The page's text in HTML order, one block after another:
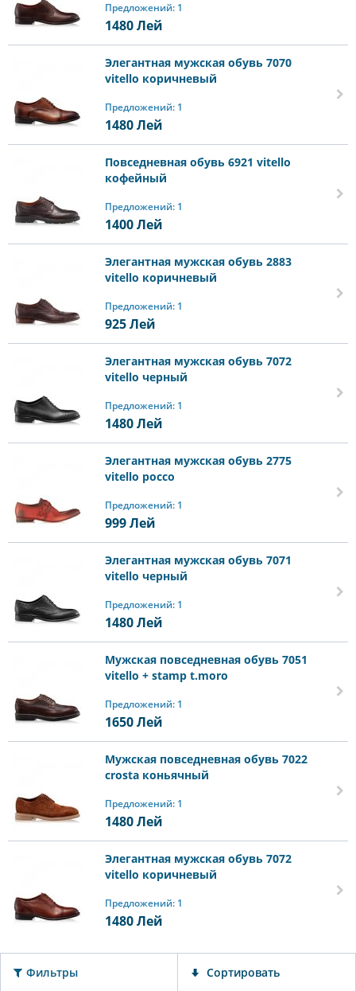
Предложений: 1
1480Лей
Элегантная мужская обувь 7070
vitello коричневый
Предложений: 1
1480Лей
Повседневная обувь 6921 vitello
кофейный
Предложений: 1
1400Лей
Элегантная мужская обувь 2883
vitello коричневый
Предложений: 1
925Лей
Элегантная мужская обувь 7072
vitello черный
Предложений: 1
1480Лей
Элегантная мужская обувь 2775
vitello россо
Предложений: 1
999Лей
Элегантная мужская обувь 7071
vitello черный
Предложений: 1
1480Лей
Мужская повседневная обувь 7051
vitello + stamp t.moro
Предложений: 1
1650Лей
Мужская повседневная обувь 7022
crosta коньячный
Предложений: 1
1480Лей
Элегантная мужская обувь 7072
vitello коричневый
Предложений: 1
1480Лей
Фильтры Сортировать